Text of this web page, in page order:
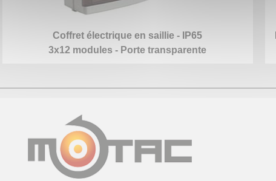
Coffret électrique en saillie - IP65
3x12 modules - Porte transparente